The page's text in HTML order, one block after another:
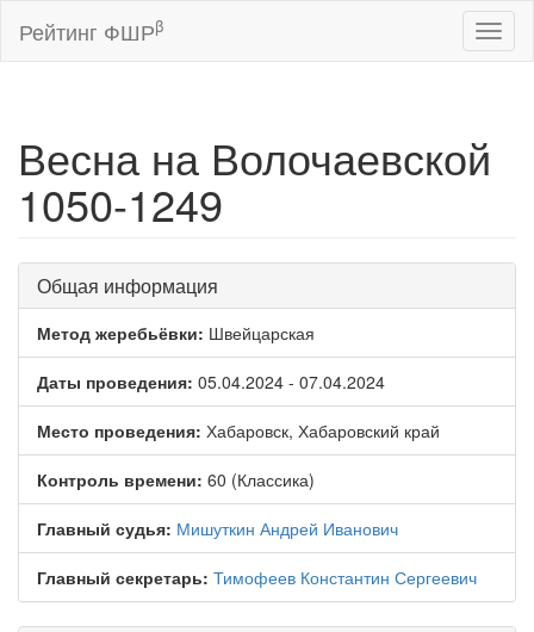
Рейтинг ФШРβ
Весна на Волочаевской
1050-1249
Общая информация
Метод жеребьёвки: Швейцарская
Даты проведения: 05.04.2024 - 07.04.2024
Место проведения: Хабаровск, Хабаровский край
Контроль времени: 60 (Классика)
Главный судья: Мишуткин Андрей Иванович
Главный секретарь: Тимофеев Константин Сергеевич